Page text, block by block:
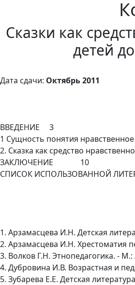
Сказки как
детей
Дата сдачи: Октябрь 2011
ВВЕДЕНИЕ 3
1 Сущность понятия
2. Сказка как средство
ЗАКЛЮЧЕНИЕ 10
СПИСОК ИСПОЛЬЗОВАННОЙ
1. Арзамасцева И.Н. Детская
2. Арзамасцева И.Н. Хрестоматия
3. Волков Г.Н. Этнопедагогика. -
4. Дубровина И.В. Возрастная и
5. Зубарева Е.Е. Детская